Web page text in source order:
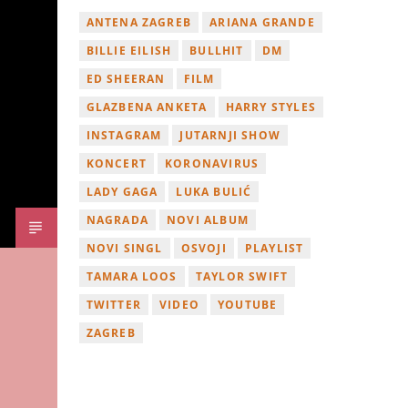
ANTENA ZAGREB
ARIANA GRANDE
BILLIE EILISH
BULLHIT
DM
ED SHEERAN
FILM
GLAZBENA ANKETA
HARRY STYLES
INSTAGRAM
JUTARNJI SHOW
KONCERT
KORONAVIRUS
LADY GAGA
LUKA BULIĆ
NAGRADA
NOVI ALBUM
NOVI SINGL
OSVOJI
PLAYLIST
TAMARA LOOS
TAYLOR SWIFT
TWITTER
VIDEO
YOUTUBE
ZAGREB